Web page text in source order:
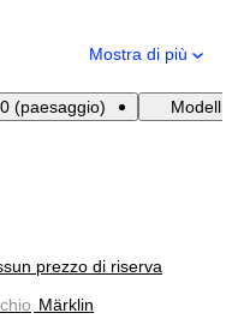
Mostra di più
(paesaggio)
prezzo di riserva
Märklin